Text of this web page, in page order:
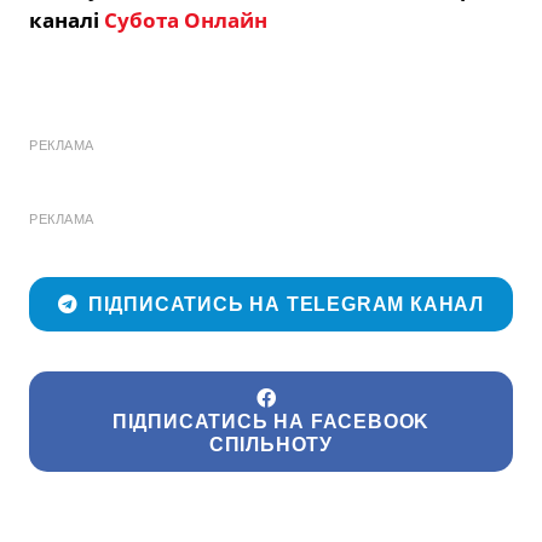
каналі Субота Онлайн
РЕКЛАМА
РЕКЛАМА
ПІДПИСАТИСЬ НА TELEGRAM КАНАЛ
ПІДПИСАТИСЬ НА FACEBOOK
СПІЛЬНОТУ